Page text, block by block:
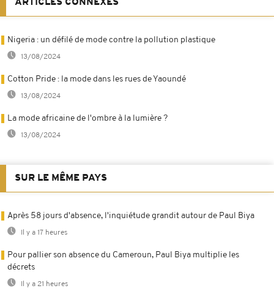
ARTICLES CONNEXES
Nigeria : un défilé de mode contre la pollution plastique
13/08/2024
Cotton Pride : la mode dans les rues de Yaoundé
13/08/2024
La mode africaine de l'ombre à la lumière ?
13/08/2024
SUR LE MÊME PAYS
Après 58 jours d'absence, l'inquiétude grandit autour de Paul Biya
Il y a 17 heures
Pour pallier son absence du Cameroun, Paul Biya multiplie les
décrets
Il y a 21 heures